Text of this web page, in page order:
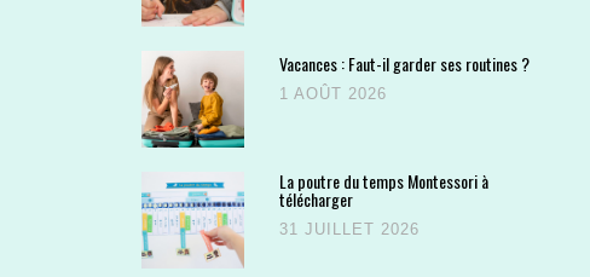
Vacances : Faut-il garder ses routines ?
1 AOÛT 2026
La poutre du temps Montessori à
télécharger
31 JUILLET 2026